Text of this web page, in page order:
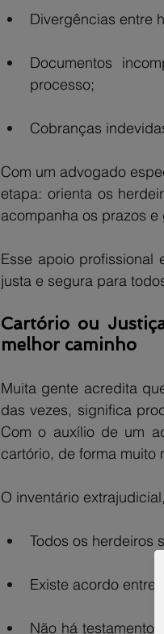
Divergências entre
Documentos
processo;
Cobranças
Com um advogado
etapa: orienta os
acompanha os prazos
Esse apoio profissional
justa e segura para
Cartório ou
melhor caminho
Muita gente acredita
das vezes, significa
Com o auxílio de um
cartório, de forma muito
O inventário
Todos os herdeiros
Existe acordo entre
Não há testamento